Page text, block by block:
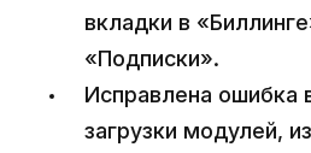
вкладки в
«Подписки».
Исправлена ошибка
загрузки модулей,